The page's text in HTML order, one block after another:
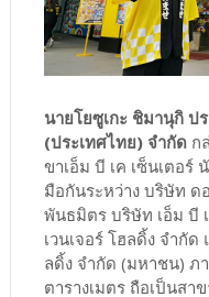
นายโยซูเกะ ชิมานุกิ ป
(ประเทศไทย) จำกัดก
ขาเอ็ม บี เค เซ็นเตอร์
มือกันระหว่าง บริษัท ด
พันธมิตร บริษัท เอ็ม บี
เวนเจอร์ โฮลดิ้ง จํากั
ลดิ้ง จํากัด (มหาชน) ภ
ตารางเมตร ถือเป็นส